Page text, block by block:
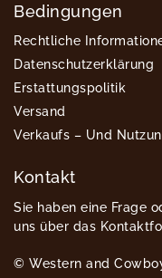
Bedingungen
Rechtliche
Datenschutzerklärung
Erstattungspolitik
Versand
Verkaufs – Und
Kontakt
Sie haben eine Frage
uns über das
© Western and